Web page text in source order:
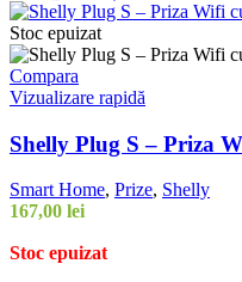
Stoc epuizat
Compara
Vizualizare rapidă
Shelly Plug S – Priza
Smart Home, Prize, Shelly
167,00 lei
Stoc epuizat